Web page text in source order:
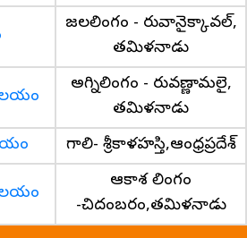
జలలింగం - తిరువానైక్కావల్,
తమిళనాడు
అగ్నిలింగం - తిరువణ్ణామలై,
తమిళనాడు
గాలి- శ్రీకాళహస్తి,ఆంధ్రప్రదేశ్
ఆకాశ లింగం
-చిదంబరం,తమిళనాడు